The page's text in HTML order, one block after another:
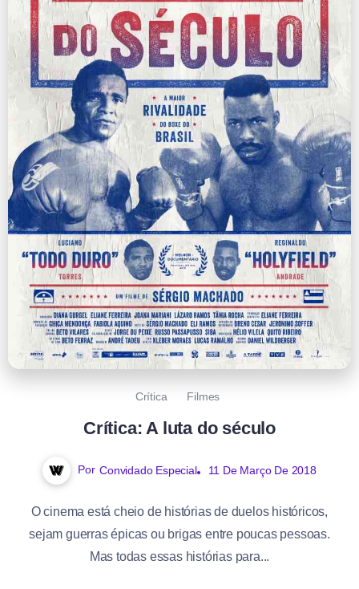
Crítica Filmes
Crítica: A luta do século
Por Convidado Especial 11 De Março De 2018
O cinema está cheio de histórias de duelos históricos,
sejam guerras épicas ou brigas entre poucas pessoas.
Mas todas essas histórias para...